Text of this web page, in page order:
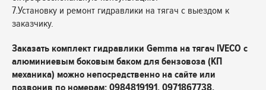
7.Установку и ремонт гидравлики на тягач с выездом к
заказчику.
Заказать комплект гидравлики Gemma на тягач IVECO с
алюминиевым боковым баком для бензовоза (КП
механика) можно непосредственно на сайте или
позвонив по номерам: 0984819191, 0971867738.